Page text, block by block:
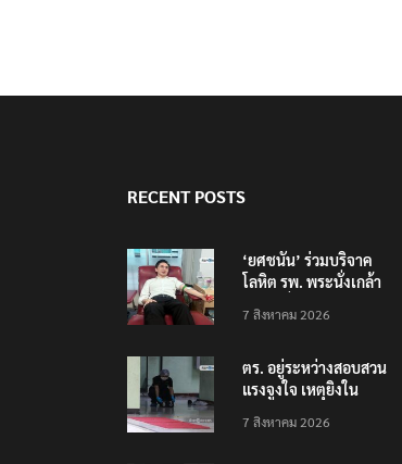
RECENT POSTS
‘ยศชนัน’ ร่วมบริจาค
โลหิต รพ. พระนั่งเกล้า
เทพศิรินทร์ นนทบุรี
7 สิงหาคม 2026
ตร. อยู่ระหว่างสอบสวน
แรงจูงใจ เหตุยิงใน
นนทบุรี พบเด็กก่อเหตุ
7 สิงหาคม 2026